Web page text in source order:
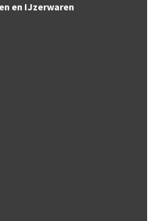
en IJzerwaren